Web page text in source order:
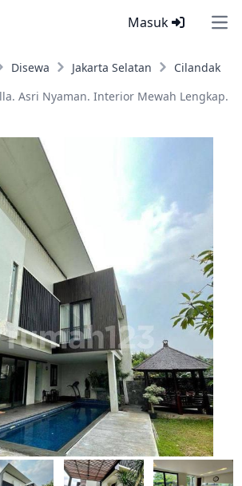
Masuk
Disewa Jakarta Selatan
Cilandak
Asri Nyaman. Interior Mewah Lengkap.